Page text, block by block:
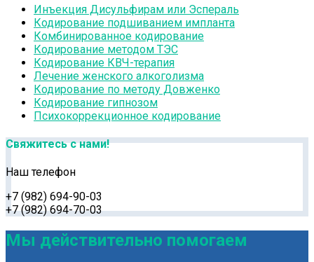
Инъекция Дисульфирам или Эспераль
Кодирование подшиванием импланта
Комбинированное кодирование
Кодирование методом ТЭС
Кодирование КВЧ-терапия
Лечение женского алкоголизма
Кодирование по методу Довженко
Кодирование гипнозом
Психокоррекционное кодирование
Свяжитесь с нами!
Наш телефон
+7 (982) 694-90-03
+7 (982) 694-70-03
Мы действительно помогаем